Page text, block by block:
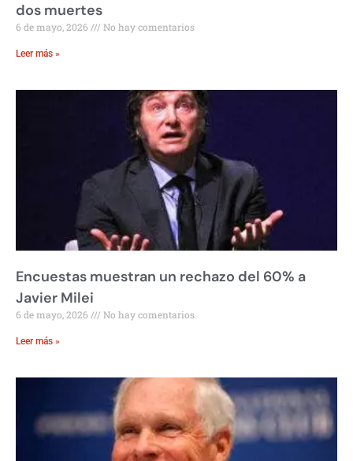
dos muertes
6 de mayo, 2026 No hay comentarios
Leer más »
Encuestas muestran un rechazo del 60% a
Javier Milei
6 de mayo, 2026 No hay comentarios
Leer más »